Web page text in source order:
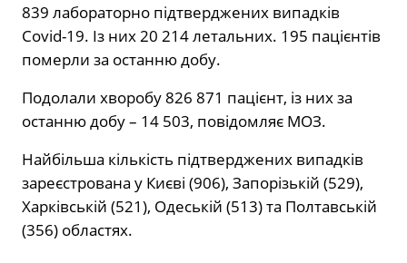
839 лабораторно підтверджених випадків
Covid-19. Із них 20 214 летальних. 195 пацієнтів
померли за останню добу.
Подолали хворобу 826 871 пацієнт, із них за
останню добу – 14 503, повідомляє МОЗ.
Найбільша кількість підтверджених випадків
зареєстрована у Києві (906), Запорізькій (529),
Харківській (521), Одеській (513) та Полтавській
(356) областях.